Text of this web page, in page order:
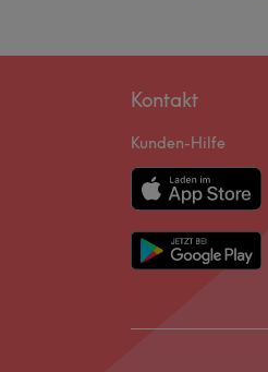
Kontakt
Kunden-Hilfe